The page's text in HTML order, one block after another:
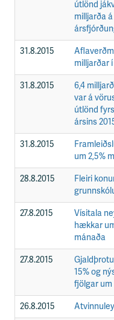
útlönd
milljarða
31.8.2015
milljarðar í
31.8.2015
6,4
var á
útlönd
ársins
31.8.2015
um 2,5%
28.8.2015
Fleiri
27.8.2015
Vísitala
hækkar
mánaða
27.8.2015
15% og
fjölgar um
26.8.2015